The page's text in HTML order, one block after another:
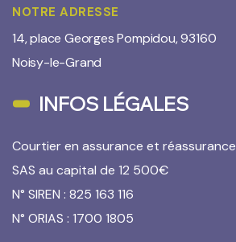
NOTRE ADRESSE
14, place Georges Pompidou, 93160
Noisy-le-Grand
INFOS LÉGALES
Courtier en assurance et réassurance
SAS au capital de 12 500€
N° SIREN : 825 163 116
N° ORIAS : 1700 1805